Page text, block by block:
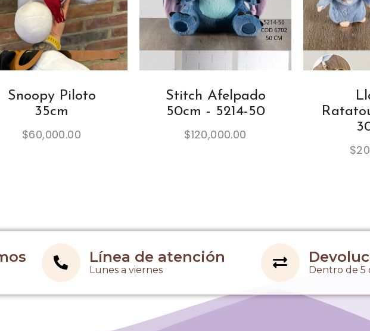
Snoopy Piloto
35cm
$60,000.00
Stitch Afelpado
50cm - 5214-50
$120,000.00
$
Línea de atención
Lunes a viernes Dentro de 5